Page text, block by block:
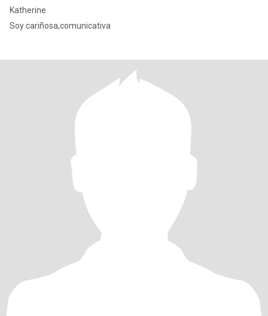
Katherine
Soy cariñosa,comunicativa